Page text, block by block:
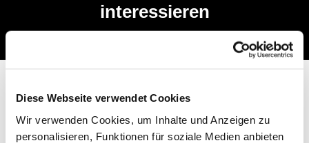
Diese Webseite verwendet Cookies
Wir verwenden Cookies, um Inhalte und Anzeigen zu
personalisieren, Funktionen für soziale Medien anbieten
interessieren